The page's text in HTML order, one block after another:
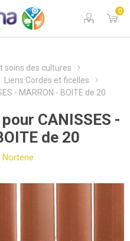
0
soins des cultures
Liens Cordes et ficelles
- MARRON - BOITE de 20
CANISSES -
de 20
Nortene